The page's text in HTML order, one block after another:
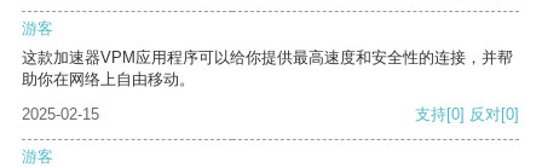
游客
这款加速器VPM应用程序可以给你提供最高速度和安全性的连接，并帮
助你在网络上自由移动。
2025-02-15
支持[0] 反对[0]
游客